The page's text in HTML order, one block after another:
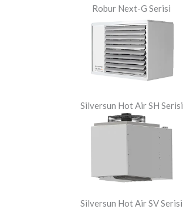
Robur Next-G Serisi
Silversun Hot Air SH Serisi
Silversun Hot Air SV Serisi